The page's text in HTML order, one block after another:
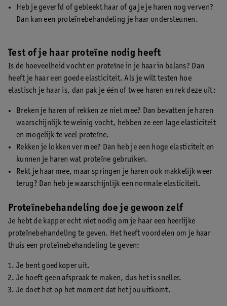
Heb je geverfd of gebleekt haar of ga je je haren nog verven?
Dan kan een proteïnebehandeling je haar ondersteunen.
Test of je haar proteïne nodig heeft
Is de hoeveelheid vocht en proteïne in je haar in balans? Dan
heeft je haar een goede elasticiteit. Als je wilt testen hoe
elastisch je haar is, dan pak je één of twee haren en rek deze uit:
Breken je haren of rekken ze niet mee? Dan bevatten je haren
waarschijnlijk te weinig vocht, hebben ze een lage elasticiteit
en mogelijk te veel proteïne.
Rekken je lokken ver mee? Dan heb je een hoge elasticiteit en
kunnen je haren wat proteïne gebruiken.
Rekt je haar mee, maar springen je haren ook makkelijk weer
terug? Dan heb je waarschijnlijk een normale elasticiteit.
Proteïnebehandeling doe je gewoon zelf
Je hebt de kapper echt niet nodig om je haar een heerlijke
proteïnebehandeling te geven. Het heeft voordelen om je haar
thuis een proteïnebehandeling te geven:
Je bent goedkoper uit.
Je hoeft geen afspraak te maken, dus het is sneller.
Je doet het op het moment dat het jou uitkomt.